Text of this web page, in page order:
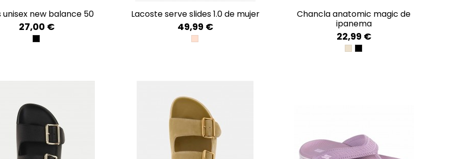
unisex new balance 50
27,00 €
BLACK
lacoste serve slides 1.0 de mujer
49,99 €
LT PNK/WHT
chancla anatomic magic de
ipanema
22,99 €
BEIGE/GOLD
BLACK/SILVER